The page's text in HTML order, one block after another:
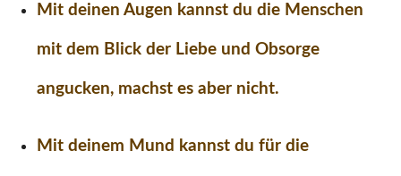
Mit deinen Augen kannst du die Menschen
mit dem Blick der Liebe und Obsorge
angucken, machst es aber nicht.
Mit deinem Mund kannst du für die